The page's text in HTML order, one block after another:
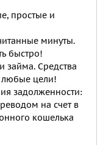
простые и
минуты.
быстро!
займа. Средства
любые цели!
задолженности:
на счет в
кошелька